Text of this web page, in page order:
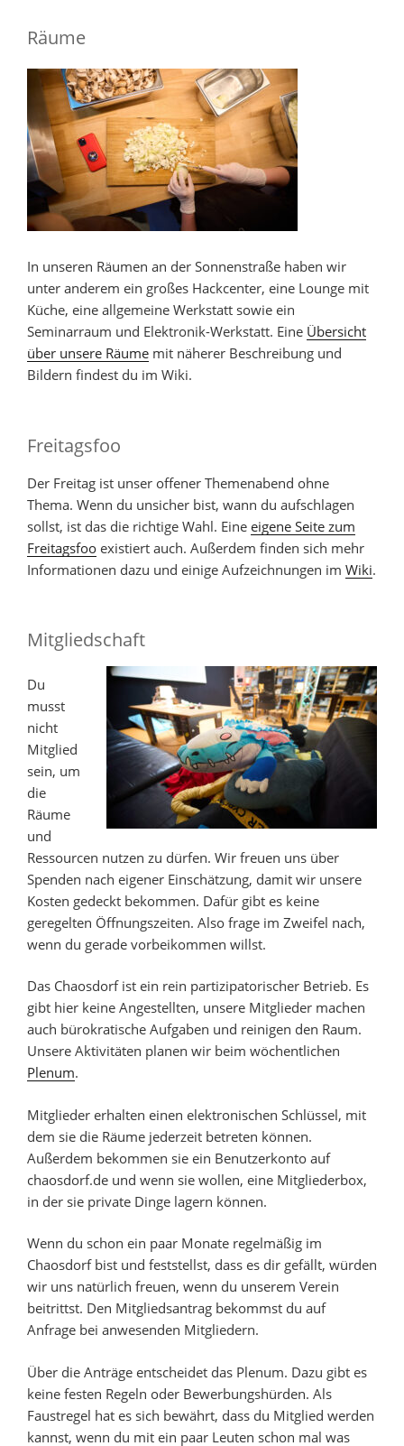
Räume
In unseren Räumen an der Sonnenstraße haben wir
unter anderem ein großes Hackcenter, eine Lounge mit
Küche, eine allgemeine Werkstatt sowie ein
Seminarraum und Elektronik-Werkstatt. Eine Übersicht
über unsere Räume mit näherer Beschreibung und
Bildern findest du im Wiki.
Freitagsfoo
Der Freitag ist unser offener Themenabend ohne
Thema. Wenn du unsicher bist, wann du aufschlagen
sollst, ist das die richtige Wahl. Eine eigene Seite zum
Freitagsfoo existiert auch. Außerdem finden sich mehr
Informationen dazu und einige Aufzeichnungen im Wiki.
Mitgliedschaft
Du
musst
nicht
Mitglied
sein, um
die
Räume
und
Ressourcen nutzen zu dürfen. Wir freuen uns über
Spenden nach eigener Einschätzung, damit wir unsere
Kosten gedeckt bekommen. Dafür gibt es keine
geregelten Öffnungszeiten. Also frage im Zweifel nach,
wenn du gerade vorbeikommen willst.
Das Chaosdorf ist ein rein partizipatorischer Betrieb. Es
gibt hier keine Angestellten, unsere Mitglieder machen
auch bürokratische Aufgaben und reinigen den Raum.
Unsere Aktivitäten planen wir beim wöchentlichen
Plenum.
Mitglieder erhalten einen elektronischen Schlüssel, mit
dem sie die Räume jederzeit betreten können.
Außerdem bekommen sie ein Benutzerkonto auf
chaosdorf.de und wenn sie wollen, eine Mitgliederbox,
in der sie private Dinge lagern können.
Wenn du schon ein paar Monate regelmäßig im
Chaosdorf bist und feststellst, dass es dir gefällt, würden
wir uns natürlich freuen, wenn du unserem Verein
beitrittst. Den Mitgliedsantrag bekommst du auf
Anfrage bei anwesenden Mitgliedern.
Über die Anträge entscheidet das Plenum. Dazu gibt es
keine festen Regeln oder Bewerbungshürden. Als
Faustregel hat es sich bewährt, dass du Mitglied werden
kannst, wenn du mit ein paar Leuten schon mal was